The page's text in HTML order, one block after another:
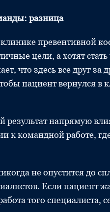
разница
превентивной
цели, а хотят
что здесь все друг за
пациент вернулся в
напрямую
к командной работе,
не опустится до
Если пациент
того специалиста,